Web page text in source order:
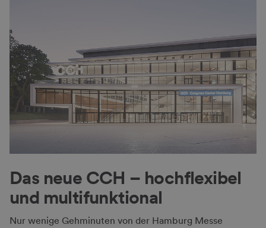
Das neue CCH – hochflexibel
und multifunktional
Nur wenige Gehminuten von der Hamburg Messe